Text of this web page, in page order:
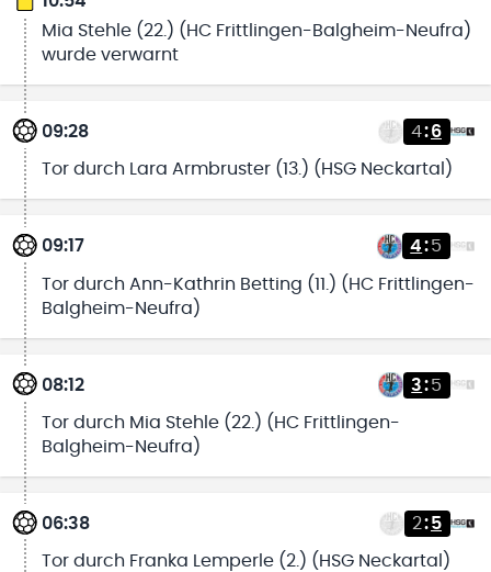
Mia Stehle (22.) (HC Frittlingen-Balgheim-Neufra)
wurde verwarnt
09:28 4:6
Tor durch Lara Armbruster (13.) (HSG Neckartal)
09:17 4:5
Tor durch Ann-Kathrin Betting (11.) (HC Frittlingen-
Balgheim-Neufra)
08:12 3:5
Tor durch Mia Stehle (22.) (HC Frittlingen-
Balgheim-Neufra)
06:38 2:5
Tor durch Franka Lemperle (2.) (HSG Neckartal)